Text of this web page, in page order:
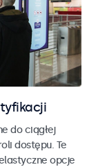
do ciągłej
dostępu. Te
opcje